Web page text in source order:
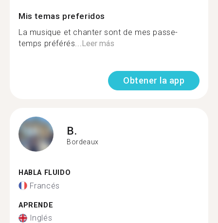
Mis temas preferidos
La musique et chanter sont de mes passe-
temps préférés...Leer más
Obtener la app
B.
Bordeaux
HABLA FLUIDO
Francés
APRENDE
Inglés